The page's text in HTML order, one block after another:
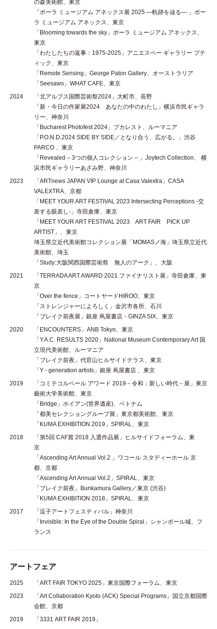
の森美術館、東京
「ポーラ ミュージアム アネックス展 2025 ―軌跡を辿る― 」ポー
ラ ミュージアム アネックス、東京
「Blooming towards the sky」ポーラ ミュージアム アネックス、
東京
「わたしたちの返事：1975-2025」アニエスベー ギャラリー ブテ
ィック、東京
「Remote Sensing」George Paton Gallery、オーストラリア
「Seesaws」WHAT CAFE、東京
2024
「北アルプス国際芸術祭2024」大町市、長野
「新・今日の作家展2024 あなたの中のわたし」横浜市民ギャラ
リー、神奈川
「Bucharest Photofest 2024」ブカレスト、ルーマニア
「P.O.N.D.2024 SIDE BY SIDE／となり合う、広がる。」渋谷
PARCO 、東京
​「Revealed – 3つの個人コレクション – 」Joytech Collection、 横
浜市民ギャラリーあざみ野、神奈川
2023
「ARTnews JAPAN VIP Lounge at Casa Valextra」CASA
VALEXTRA、京都
「MEET YOUR ART FESTIVAL 2023 Intersecting Perceptions -交
差する眼差し-」寺田倉庫、東京
「MEET YOUR ART FESTIVAL 2023 ART FAIR PICK UP
ARTIST」、東京
埼玉県立近代美術館コレクション展「MOMASノ海」埼玉県立近代
美術館、埼玉
「Study:大阪関西国際芸術祭 無人のアーク」、大阪
2021
「TERRADA ART AWARD 2021 ファイナリスト展」寺田倉庫、東
京
「Over the fence」コートヤードHIROO、東京
「ストレンジャーによろしく」金沢市各所、石川
「ブレイク前夜展」銀座 蔦屋書店・GINZA SIX、東京
2020
「ENCOUNTERS」ANB Tokyo、東京
「Y.A.C. RESULTS 2020」National Museum Contemporary Art 国
立現代美術館、ルーマニア
「ブレイク前夜」代官山ヒルサイドテラス、東京
「Y - generation artists」銀座 蔦屋書店 、東京
2019
「コミテコルベール アワード 2019－令和：新しい時代－展」東京
藝術大学美術館、東京
「Bridge」ホイアン(世界遺産)、ベトナム
「都美セレクショングループ展」東京都美術館、東京
「KUMA EXHIBITION 2019」SPIRAL、東京
2018
「第5回 CAF賞 2018 入選作品展」ヒルサイドフォーラム、東
京
「Ascending Art Annual Vol.2 」ワコール スタディーホール 京
都、京都
「Ascending Art Annual Vol.2」SPIRAL、東京
「ブレイク前夜」Bunkamura Gallery／東京 (渋谷)
「KUMA EXHIBITION 2018」SPIRAL、東京
2017
「逗子アートフェスティバル」神奈川
「Invisible: In the Eye of the Double Spiral」シャンボール城、フ
ランス
アートフェア
2025
「ART FAIR TOKYO 2025」東京国際フォーラム、東京
2023
「Art Collaboration Kyoto (ACK) Special Programs」国立京都国際
会館、京都
2019
「3331 ART FAIR 2019」